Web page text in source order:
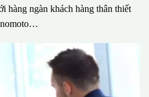
hàng ngàn khách hàng thân thiết